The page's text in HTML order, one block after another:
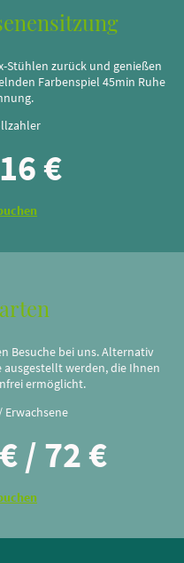
Stühlen zurück und genießen
Farbenspiel 45min Ruhe
€
Besuche bei uns. Alternativ
werden, die Ihnen
ermöglicht.
Erwachsene
/ 72 €